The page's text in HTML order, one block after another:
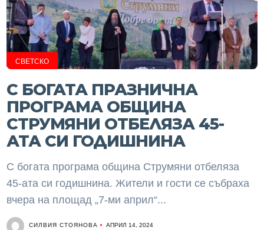
СВЕТСКО
С БОГАТА ПРАЗНИЧНА
ПРОГРАМА ОБЩИНА
СТРУМЯНИ ОТБЕЛЯЗА 45-
АТА СИ ГОДИШНИНА
С богата програма община Струмяни отбеляза
45-ата си годишнина. Жители и гости се събраха
вчера на площад „7-ми април“...
СИЛВИЯ СТОЯНОВА АПРИЛ 14, 2024